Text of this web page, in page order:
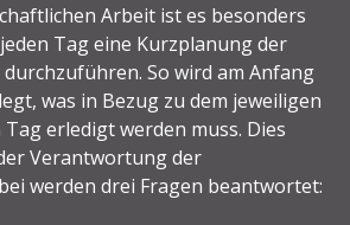
Arbeit ist es besonders
Tag eine Kurzplanung der
So wird am Anfang
was in Bezug zu dem jeweiligen
erledigt werden muss. Dies
Verantwortung der
werden drei Fragen beantwortet: